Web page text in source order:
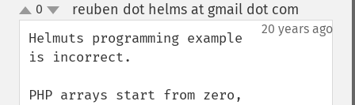
up
down
0 reuben dot helms at gmail dot com
20 years ago
Helmuts programming example
is incorrect.
PHP arrays start from zero,